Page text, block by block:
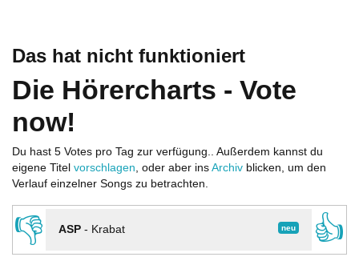
Das hat nicht funktioniert
Die Hörercharts - Vote
now!
Du hast 5 Votes pro Tag zur verfügung.. Außerdem kannst du
eigene Titel vorschlagen, oder aber ins Archiv blicken, um den
Verlauf einzelner Songs zu betrachten.
👎 neu
ASP- Krabat
👍